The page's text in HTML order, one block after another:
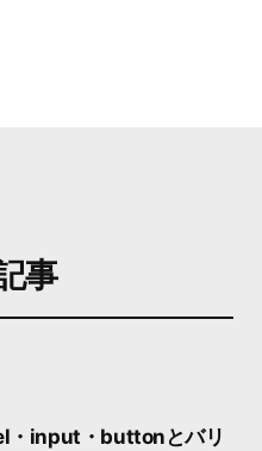
事
・input・buttonとバリ